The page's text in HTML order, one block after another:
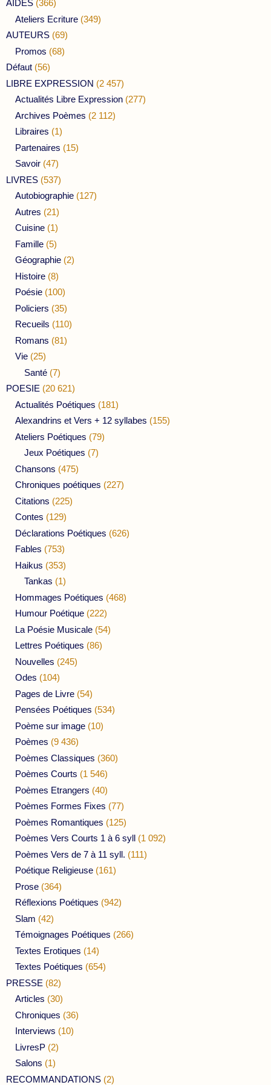
AIDES (366)
Ateliers Ecriture (349)
AUTEURS (69)
Promos (68)
Défaut (56)
LIBRE EXPRESSION (2 457)
Actualités Libre Expression (277)
Archives Poèmes (2 112)
Libraires (1)
Partenaires (15)
Savoir (47)
LIVRES (537)
Autobiographie (127)
Autres (21)
Cuisine (1)
Famille (5)
Géographie (2)
Histoire (8)
Poésie (100)
Policiers (35)
Recueils (110)
Romans (81)
Vie (25)
Santé (7)
POESIE (20 621)
Actualités Poétiques (181)
Alexandrins et Vers + 12 syllabes (155)
Ateliers Poétiques (79)
Jeux Poétiques (7)
Chansons (475)
Chroniques poétiques (227)
Citations (225)
Contes (129)
Déclarations Poétiques (626)
Fables (753)
Haikus (353)
Tankas (1)
Hommages Poétiques (468)
Humour Poétique (222)
La Poésie Musicale (54)
Lettres Poétiques (86)
Nouvelles (245)
Odes (104)
Pages de Livre (54)
Pensées Poétiques (534)
Poème sur image (10)
Poèmes (9 436)
Poèmes Classiques (360)
Poèmes Courts (1 546)
Poèmes Etrangers (40)
Poèmes Formes Fixes (77)
Poèmes Romantiques (125)
Poèmes Vers Courts 1 à 6 syll (1 092)
Poèmes Vers de 7 à 11 syll. (111)
Poétique Religieuse (161)
Prose (364)
Réflexions Poétiques (942)
Slam (42)
Témoignages Poétiques (266)
Textes Erotiques (14)
Textes Poétiques (654)
PRESSE (82)
Articles (30)
Chroniques (36)
Interviews (10)
LivresP (2)
Salons (1)
RECOMMANDATIONS (2)